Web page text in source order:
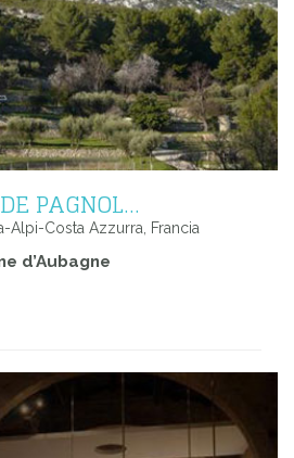
PAGNOL…
Alpi-Costa Azzurra, Francia
d’Aubagne